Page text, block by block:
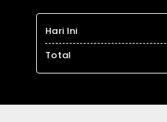
Hari Ini
Total